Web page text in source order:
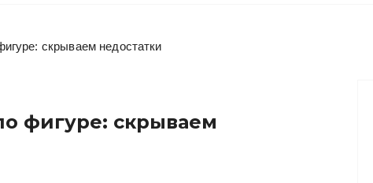
скрываем недостатки
фигуре: скрываем